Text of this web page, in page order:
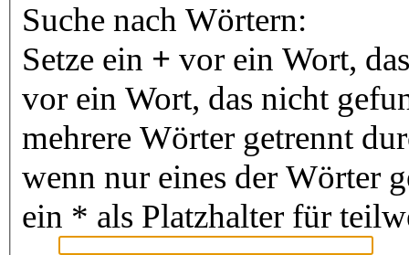
Suche nach Wörtern:
Setze ein + vor ein Wort,
vor ein Wort, das nicht
mehrere Wörter getrennt
wenn nur eines der Wörter
ein * als Platzhalter für